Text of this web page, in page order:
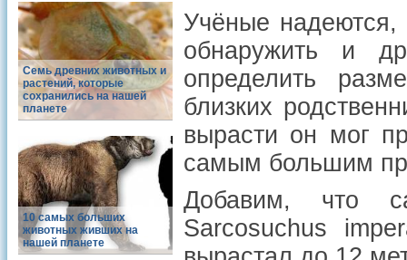
Семь древних животных и
растений, которые
сохранились на нашей
планете
10 самых больших
животных живших на
нашей планете
Учёные надеются,
обнаружить и
определить
близких
вырасти он мог
самым большим
Добавим, что
Sarcosuchus